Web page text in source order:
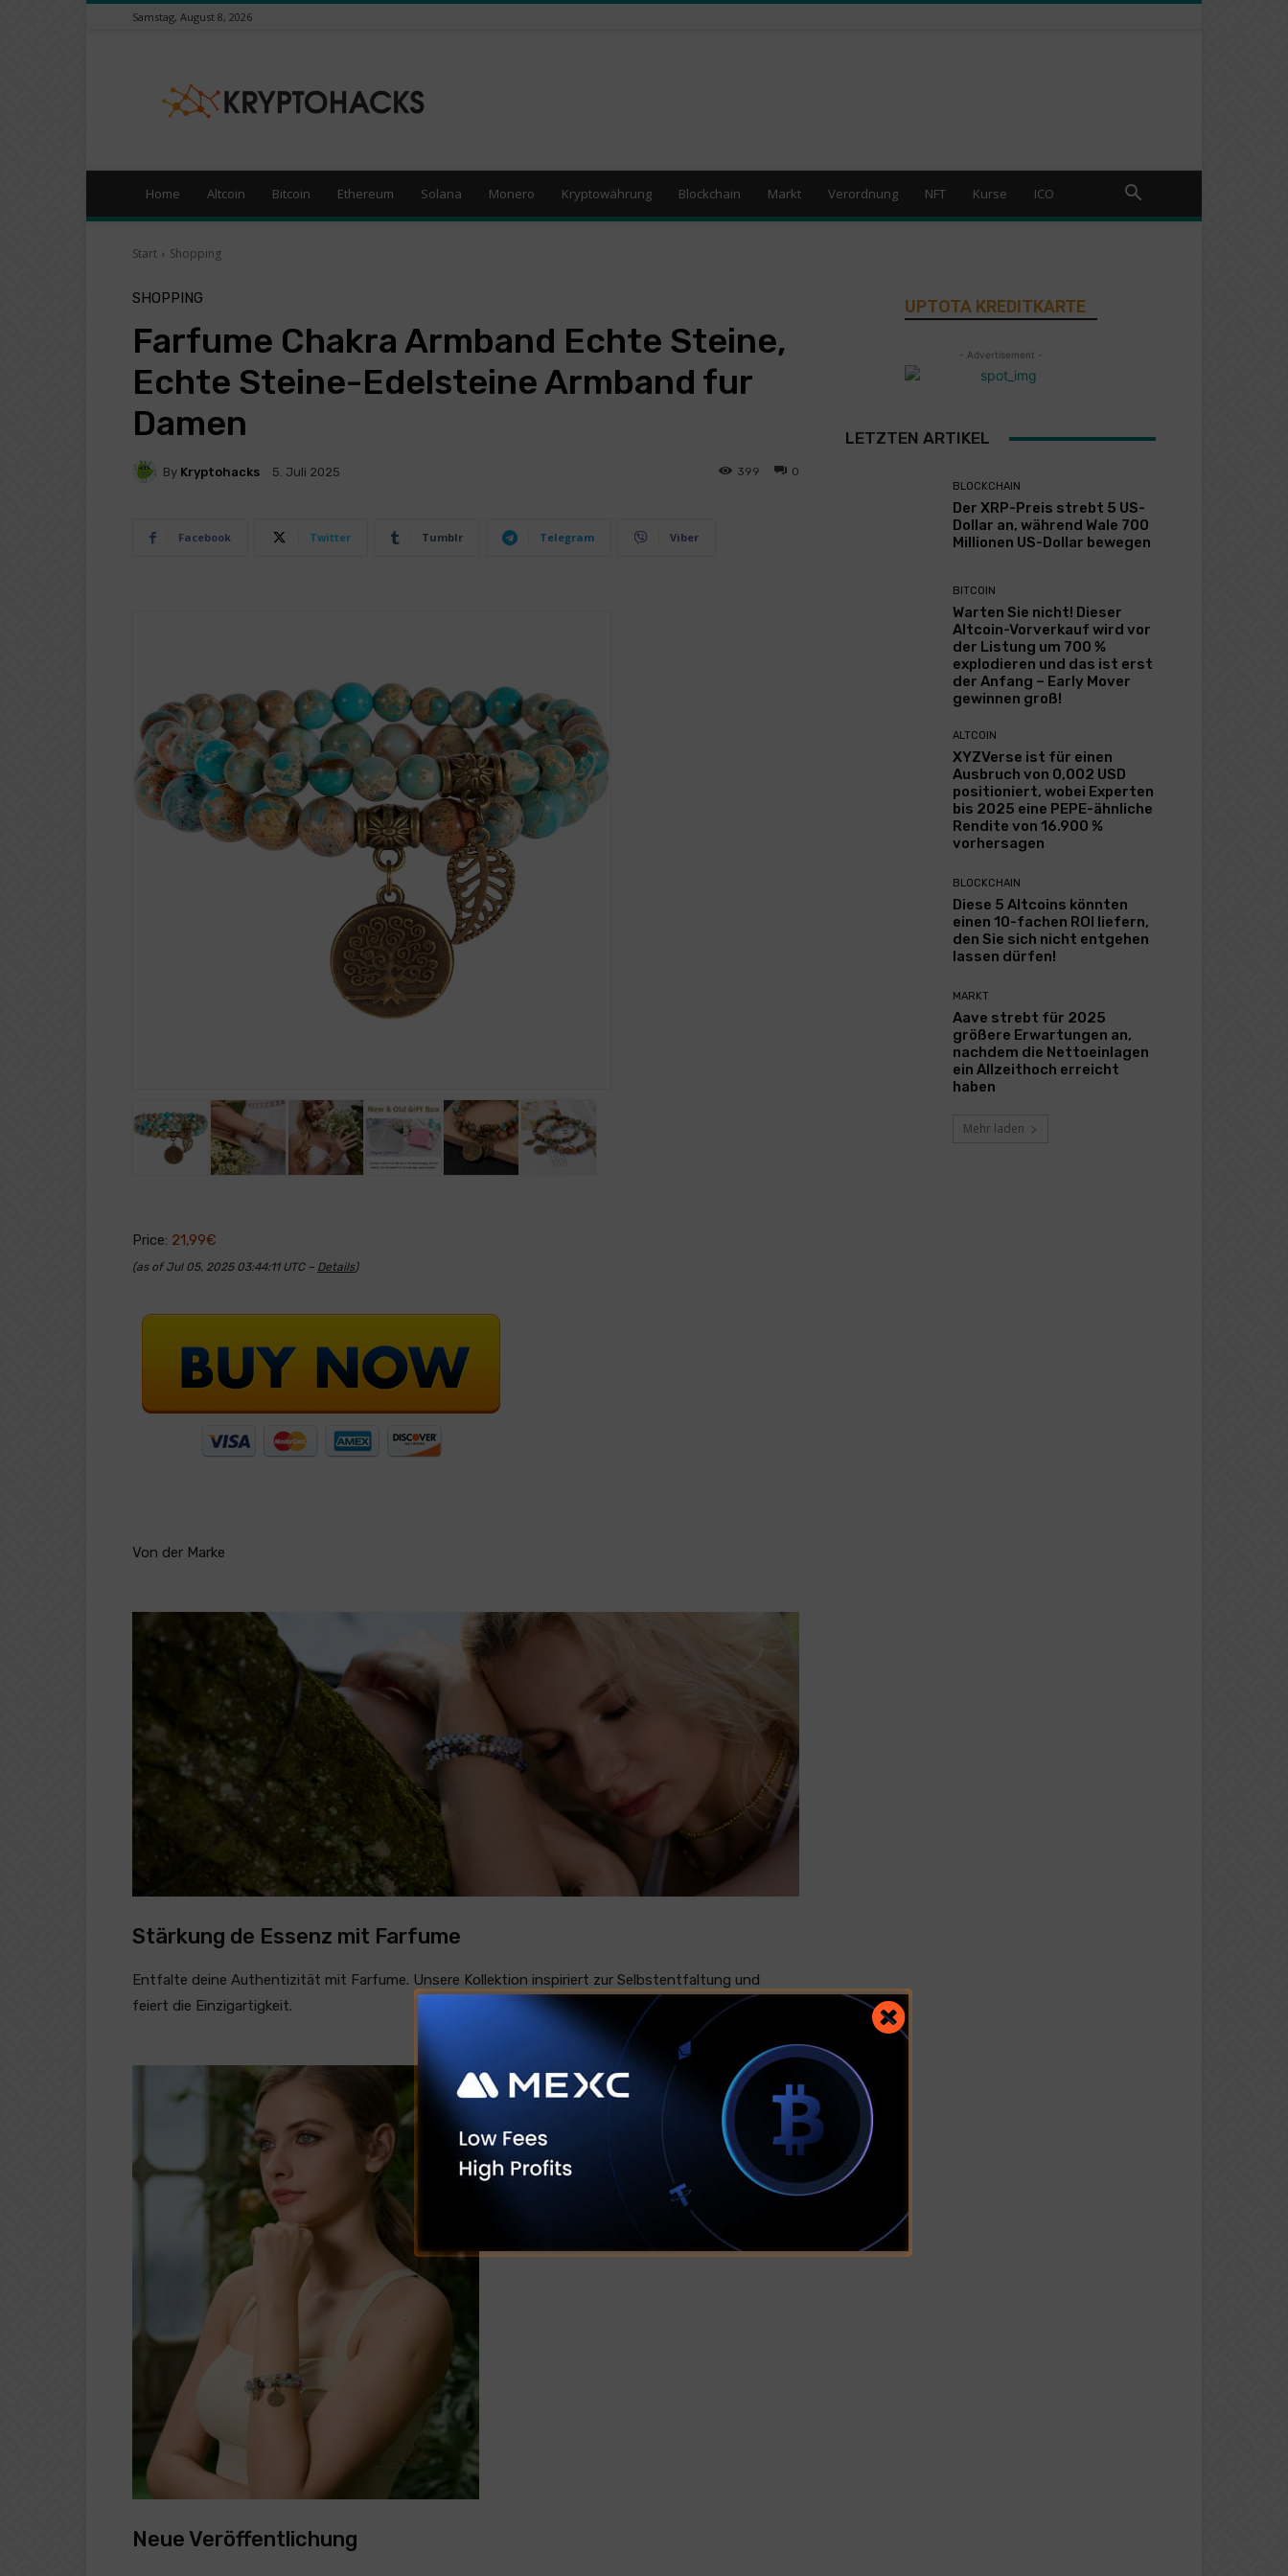
Samstag, August 8, 2026
–
Kryptowährungen
News
Portal
Home Altcoin Bitcoin Ethereum Solana Monero Kryptowährung Blockchain Markt Verordnung NFT Kurse ICO
Start Shopping
SHOPPING
Farfume Chakra Armband Echte Steine,
Echte Steine-Edelsteine Armband fur
Damen
By Kryptohacks 5. Juli 2025 0
399
Facebook Twitter Tumblr Telegram Viber
Price: 21,99€
(as of Jul 05, 2025 03:44:11 UTC – Details)
Von der Marke
Stärkung de Essenz mit Farfume
Entfalte deine Authentizität mit Farfume. Unsere Kollektion inspiriert zur Selbstentfaltung und
feiert die Einzigartigkeit.
Neue Veröffentlichung
UPTOTA KREDITKARTE
- Advertisement -
LETZTEN ARTIKEL
BLOCKCHAIN
Der XRP-Preis strebt 5 US-
Dollar an, während Wale 700
Millionen US-Dollar bewegen
BITCOIN
Warten Sie nicht! Dieser
Altcoin-Vorverkauf wird vor
der Listung um 700 %
explodieren und das ist erst
der Anfang – Early Mover
gewinnen groß!
ALTCOIN
XYZVerse ist für einen
Ausbruch von 0,002 USD
positioniert, wobei Experten
bis 2025 eine PEPE-ähnliche
Rendite von 16.900 %
vorhersagen
BLOCKCHAIN
Diese 5 Altcoins könnten
einen 10-fachen ROI liefern,
den Sie sich nicht entgehen
lassen dürfen!
MARKT
Aave strebt für 2025
größere Erwartungen an,
nachdem die Nettoeinlagen
ein Allzeithoch erreicht
haben
Mehr laden